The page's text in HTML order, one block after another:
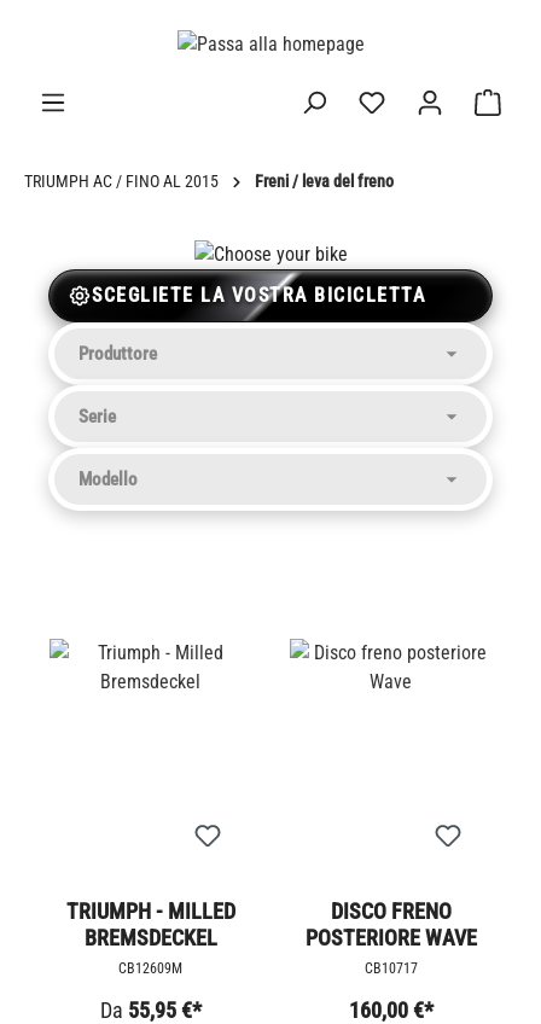
TRIUMPH AC / FINO AL 2015 Freni / leva del freno
SCEGLIETE LA VOSTRA BICICLETTA
TRIUMPH - MILLED
BREMSDECKEL
CB12609M
Da 55,95 €*
DISCO FRENO
POSTERIORE WAVE
CB10717
160,00 €*